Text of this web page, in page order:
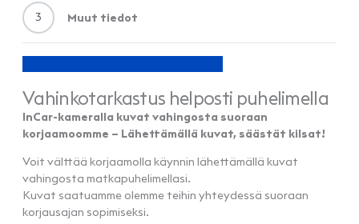
3 Muut tiedot
Vahinkotarkastus helposti puhelimella
InCar-kameralla kuvat vahingosta suoraan
korjaamoomme – Lähettämällä kuvat, säästät kilsat!
Voit välttää korjaamolla käynnin lähettämällä kuvat
vahingosta matkapuhelimellasi.
Kuvat saatuamme olemme teihin yhteydessä suoraan
korjausajan sopimiseksi.